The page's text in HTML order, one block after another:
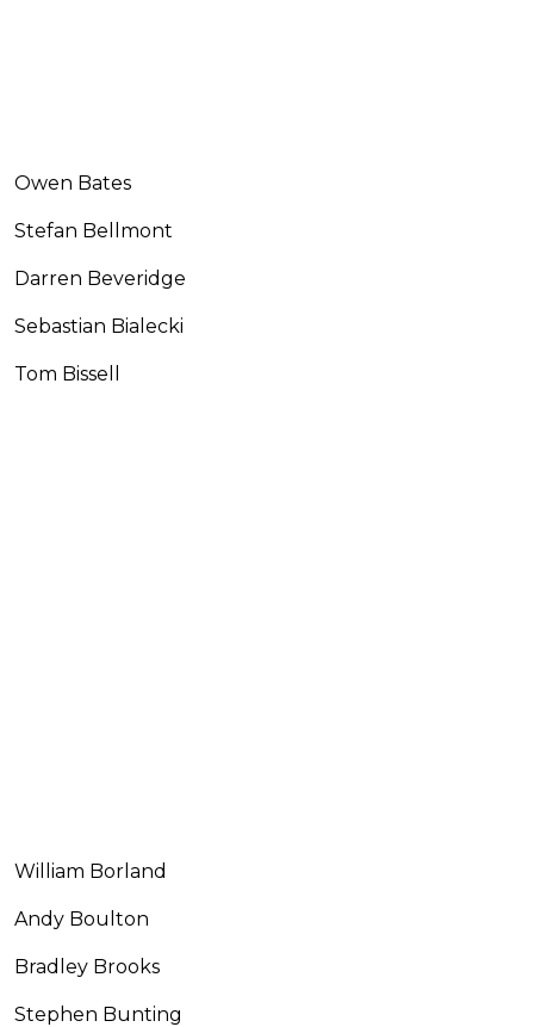
Owen Bates
Stefan Bellmont
Darren Beveridge
Sebastian Bialecki
Tom Bissell
William Borland
Andy Boulton
Bradley Brooks
Stephen Bunting